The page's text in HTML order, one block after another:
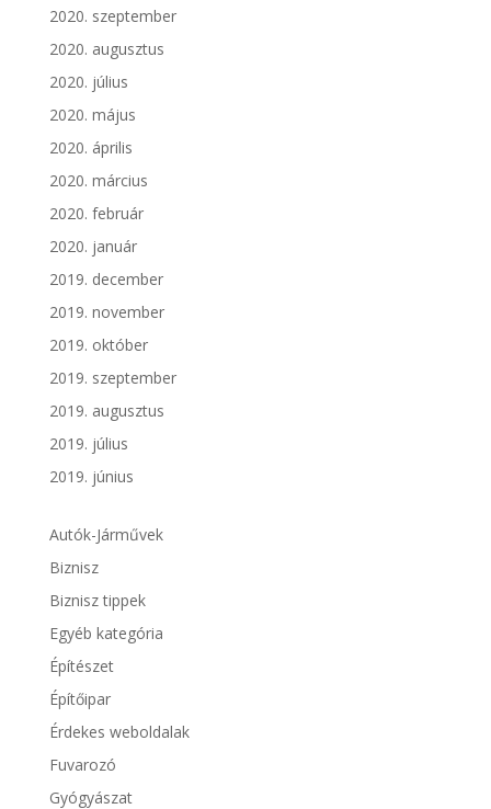
2020. szeptember
2020. augusztus
2020. július
2020. május
2020. április
2020. március
2020. február
2020. január
2019. december
2019. november
2019. október
2019. szeptember
2019. augusztus
2019. július
2019. június
Autók-Járművek
Biznisz
Biznisz tippek
Egyéb kategória
Építészet
Építőipar
Érdekes weboldalak
Fuvarozó
Gyógyászat